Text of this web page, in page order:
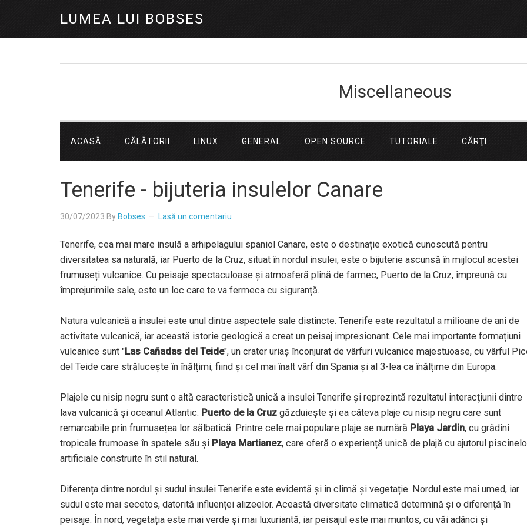
LUMEA LUI BOBSES
Miscellaneous
ACASĂ CĂLĂTORII LINUX GENERAL OPEN SOURCE TUTORIALE CĂRŢI
Tenerife - bijuteria insulelor Canare
30/07/2023 By Bobses Lasă un comentariu
Tenerife, cea mai mare insulă a arhipelagului spaniol Canare, este o destinație exotică cunoscută pentru
diversitatea sa naturală, iar Puerto de la Cruz, situat în nordul insulei, este o bijuterie ascunsă în mijlocul acestei
frumuseți vulcanice. Cu peisaje spectaculoase și atmosferă plină de farmec, Puerto de la Cruz, împreună cu
împrejurimile sale, este un loc care te va fermeca cu siguranță.
Natura vulcanică a insulei este unul dintre aspectele sale distincte. Tenerife este rezultatul a milioane de ani de
activitate vulcanică, iar această istorie geologică a creat un peisaj impresionant. Cele mai importante formațiuni
vulcanice sunt "Las Cañadas del Teide", un crater uriaș înconjurat de vârfuri vulcanice majestuoase, cu vârful
del Teide care strălucește în înălțimi, fiind și cel mai înalt vârf din Spania și al 3-lea ca înălțime din Europa.
Plajele cu nisip negru sunt o altă caracteristică unică a insulei Tenerife și reprezintă rezultatul interacțiunii dintre
lava vulcanică și oceanul Atlantic. Puerto de la Cruz găzduiește și ea câteva plaje cu nisip negru care sunt
remarcabile prin frumusețea lor sălbatică. Printre cele mai populare plaje se numără Playa Jardin, cu grădini
tropicale frumoase în spatele său și Playa Martianez, care oferă o experiență unică de plajă cu ajutorul
artificiale construite în stil natural.
Diferența dintre nordul și sudul insulei Tenerife este evidentă și în climă și vegetație. Nordul este mai umed, iar
sudul este mai secetos, datorită influenței alizeelor. Această diversitate climatică determină și o diferență în
peisaje. În nord, vegetația este mai verde și mai luxuriantă, iar peisajul este mai muntos, cu văi adânci și